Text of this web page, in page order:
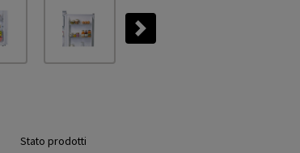
Next
Stato prodotti